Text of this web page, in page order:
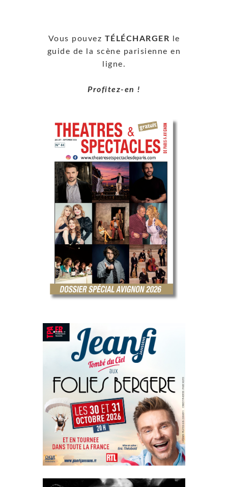
Vous pouvez TÉLÉCHARGER le
guide de la scène parisienne en
ligne.
Profitez-en !